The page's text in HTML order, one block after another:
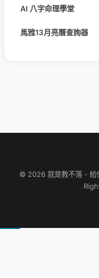
AI 八字命理學堂
馬雅13月亮曆查詢器
© 2026 就是教不落 - 給